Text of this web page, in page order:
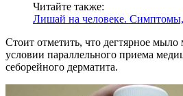
Читайте также:
Лишай на человеке.
Стоит отметить, что дегтярное
условии параллельного приема
себорейного дерматита.